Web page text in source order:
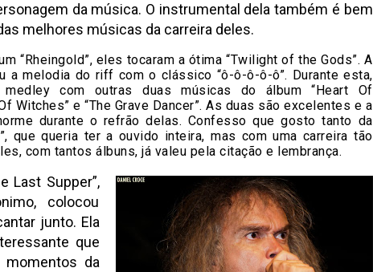
da música. O instrumental dela também é bem
melhores músicas da carreira deles.
“Rheingold”, eles tocaram a ótima “Twilight of the Gods”. A
a melodia do riff com o clássico “ô-ô-ô-ô-ô”. Durante esta,
com outras duas músicas do álbum “Heart Of
Witches” e “The Grave Dancer”. As duas são excelentes e a
durante o refrão delas. Confesso que gosto tanto da
que queria ter a ouvido inteira, mas com uma carreira tão
com tantos álbuns, já valeu pela citação e lembrança.
Last Supper”,
colocou
junto. Ela
que
da